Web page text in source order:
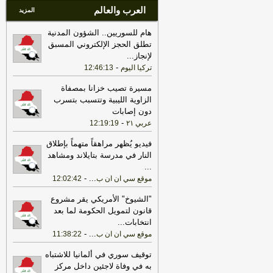
العرب والعالم المزيد
هام للسوريين.. الشؤون المدنية
تطلق الحجز الإلكتروني المسبق
لإنجاز ...
تركيا اليوم -
12:46:13
مسيرة تصيب خزانا بمصفاة
الزاوية الليبية وتتسبب بتسرب
دون إصابات
عربي ٢١ -
12:19:19
فيديو يُظهر مراهقاً متهماً بإطلاق
النار في مدرسة بتايلاند ومشاهد
...
موقع سي ان ان ب...
-
12:02:42
"الشيوخ" الأمريكي يقر مشروع
قانون لتمويل الحكومة لما بعد
انتخابات...
موقع سي ان ان ب...
-
11:38:22
توقيف سوري في ألمانيا للاشتباه
به في وفاة لاجئين داخل مركز